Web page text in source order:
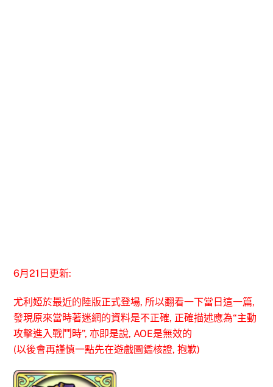
6月21日更新:
尤利婭於最近的陸版正式登場, 所以翻看一下當日這一篇,
發現原來當時著迷網的資料是不正確, 正確描述應為“主動
攻擊進入戰鬥時”, 亦即是說, AOE是無效的
(以後會再謹慎一點先在遊戲圖鑑核證, 抱歉)